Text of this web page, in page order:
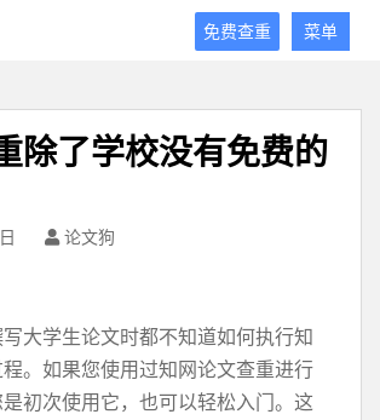
菜单
免费查重
除了学校没有免费的
论文狗
大学生论文时都不知道如何执行知
。如果您使用过知网论文查重进行
初次使用它，也可以轻松入门。这